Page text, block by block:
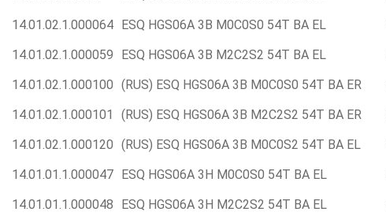
14.01.02.1.000064 ESQ HGS06A 3B M0C0S0 54T BA EL
14.01.02.1.000059
ESQ HGS06A 3B M2C2S2 54T BA EL
14.01.02.1.000100 (RUS) ESQ HGS06A 3B M0C0S0 54T BA ER
14.01.02.1.000101
(RUS) ESQ HGS06A 3B M2C2S2 54T BA ER
14.01.02.1.000120 (RUS) ESQ HGS06A 3B M0C0S2 54T BA EL
14.01.01.1.000047 ESQ HGS06A 3H M0C0S0 54T BA EL
14.01.01.1.000048
ESQ HGS06A 3H M2C2S2 54T BA EL